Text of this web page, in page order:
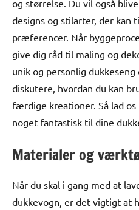
og størrelse. Du vil også
designs og stilarter, der kan
præferencer. Når
give dig råd til maling og
unik og personlig
diskutere, hvordan du kan
færdige kreationer. Så lad
noget fantastisk til dine
Materialer og
Når du skal i gang med at
dukkevogn, er det vigtigt at